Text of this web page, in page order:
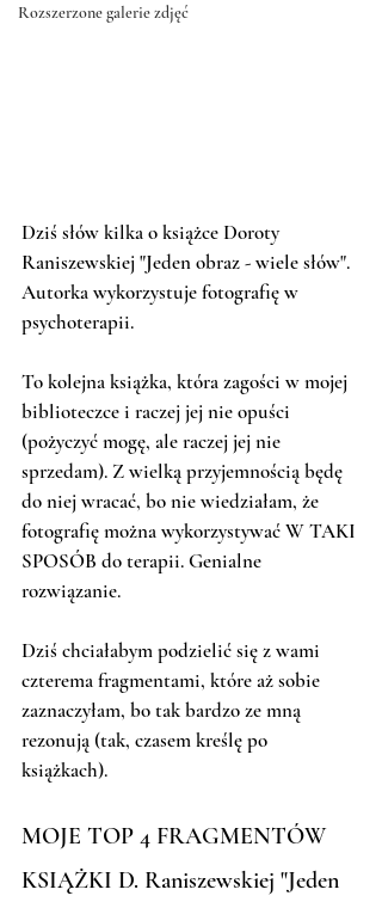
Rozszerzone galerie zdjęć
Dziś słów kilka o książce Doroty
Raniszewskiej "Jeden obraz - wiele słów".
Autorka wykorzystuje fotografię w
psychoterapii.
To kolejna książka, która zagości w mojej
biblioteczce i raczej jej nie opuści
(pożyczyć mogę, ale raczej jej nie
sprzedam). Z wielką przyjemnością będę
do niej wracać, bo nie wiedziałam, że
fotografię można wykorzystywać W TAKI
SPOSÓB do terapii. Genialne
rozwiązanie.
Dziś chciałabym podzielić się z wami
czterema fragmentami, które aż sobie
zaznaczyłam, bo tak bardzo ze mną
rezonują (tak, czasem kreślę po
książkach).
MOJE TOP 4 FRAGMENTÓW
KSIĄŻKI D. Raniszewskiej "Jeden